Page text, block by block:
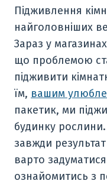
Підживлення
найголовніших
Зараз у
що проблемою
підживити
їм, вашим
пакетик, ми
будинку
завжди
варто
ознайомитись з